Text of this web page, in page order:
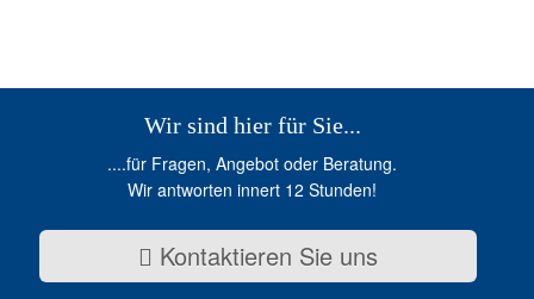
Wir sind hier für Sie...
....für Fragen, Angebot oder Beratung.
Wir antworten innert 12 Stunden!
Kontaktieren Sie uns